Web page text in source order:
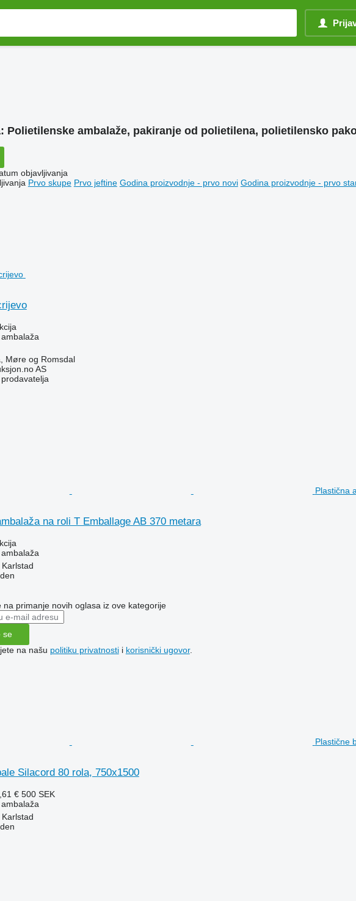
Polietilenske ambalaže, pakiranje od polietilena, polietilensko
objavljivanja
Prvo skupe Prvo jeftine Godina proizvodnje - prvo novi Godina proizvodnje - prvo
Møre og Romsdal
AS
Plastična
na roli T Emballage AB 370 metara
na primanje novih oglasa iz ove kategorije
se
na našu politiku privatnostii korisnički ugovor.
Plastične
Silacord 80 rola, 750x1500
€ 500 SEK